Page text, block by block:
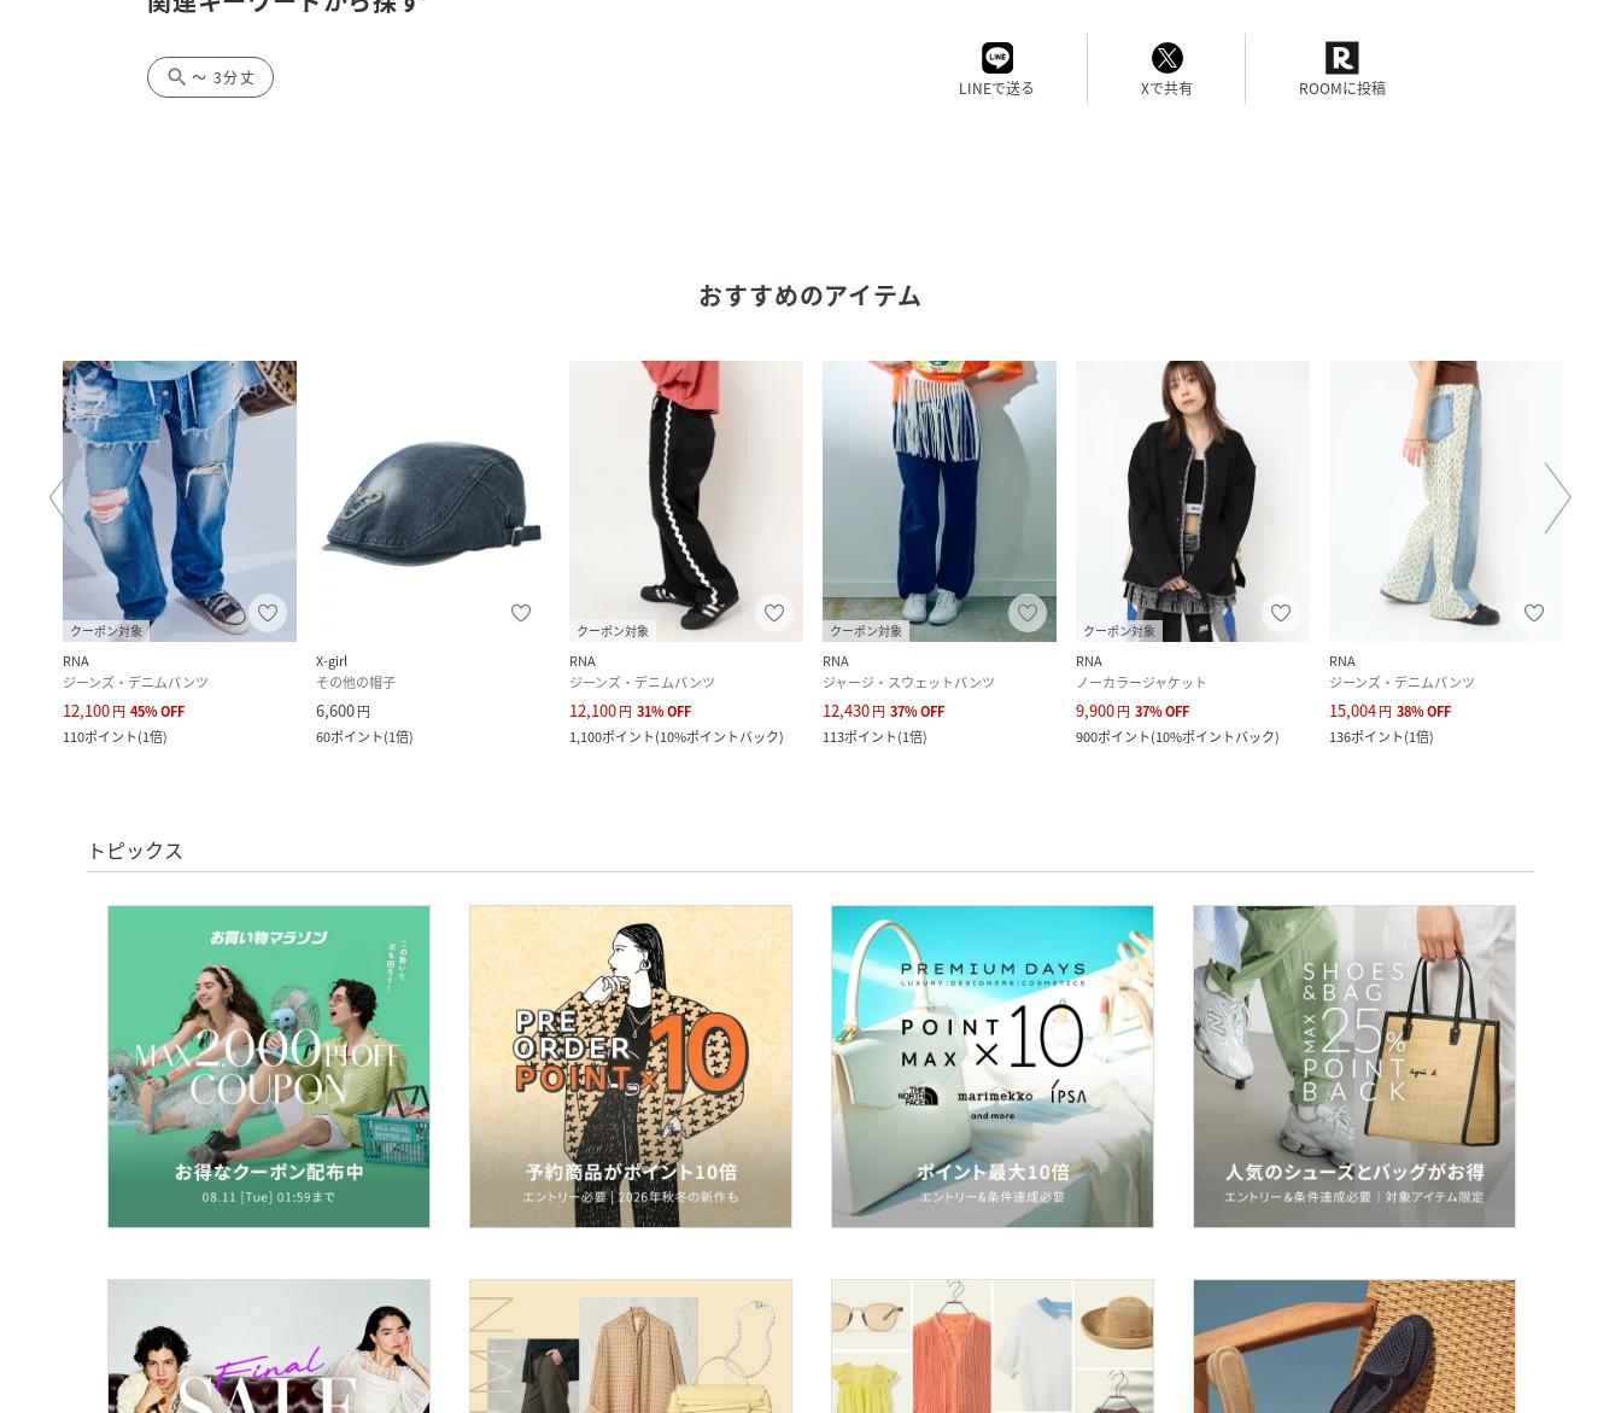
search ～ 3分丈
LINEで送る Xで共有 ROOMに投稿
おすすめのアイテム
クーポン対象
RNA
ジーンズ・デニムパンツ
12,100円 45%OFF
110ポイント(1倍)
X-girl
その他の帽子
6,600円
60ポイント(1倍)
クーポン対象
RNA
ジーンズ・デニムパンツ
12,100円 31%OFF
1,100ポイント(10%ポイントバック)
クーポン対象
RNA
ジャージ・スウェットパンツ
12,430円 37%OFF
113ポイント(1倍)
クーポン対象
RNA
ノーカラージャケット
9,900円 37%OFF
900ポイント(10%ポイントバック)
RNA
ジーンズ・デニムパンツ
15,004円 38%OFF
136ポイント(1倍)
トピックス